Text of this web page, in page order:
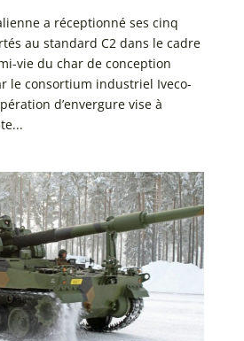
a réceptionné ses cinq
au standard C2 dans le cadre
vie du char de conception
le consortium industriel Iveco-
d’envergure vise à